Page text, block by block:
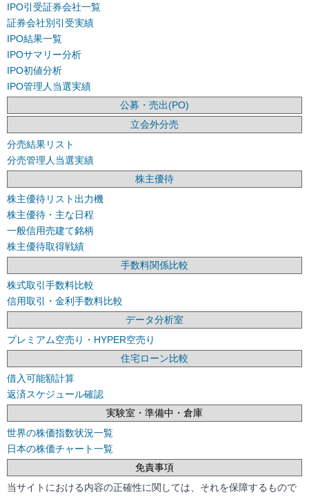
IPO引受証券会社一覧
証券会社別引受実績
IPO結果一覧
IPOサマリー分析
IPO初値分析
IPO管理人当選実績
公募・売出(PO)
立会外分売
分売結果リスト
分売管理人当選実績
株主優待
株主優待リスト出力機
株主優待・主な日程
一般信用売建て銘柄
株主優待取得戦績
手数料関係比較
株式取引手数料比較
信用取引・金利手数料比較
データ分析室
プレミアム空売り・HYPER空売り
住宅ローン比較
借入可能額計算
返済スケジュール確認
実験室・準備中・倉庫
世界の株価指数状況一覧
日本の株価チャート一覧
免責事項
当サイトにおける内容の正確性に関しては、それを保障するもので